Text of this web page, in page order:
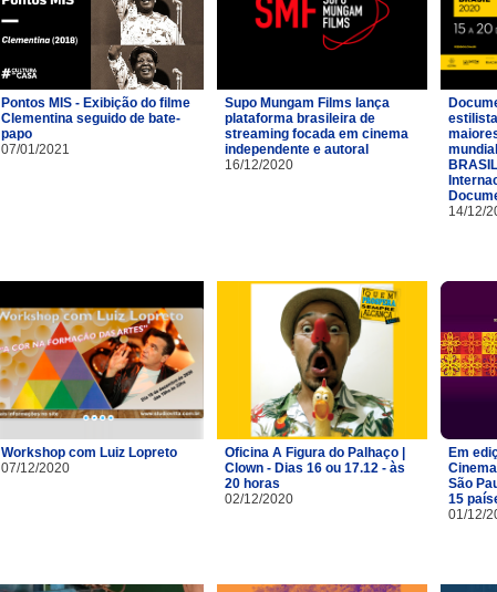
Pontos MIS - Exibição do filme
Clementina seguido de bate-
papo
07/01/2021
Supo Mungam Films lança
plataforma brasileira de
streaming focada em cinema
independente e autoral
16/12/2020
14/12/
Workshop com Luiz Lopreto
07/12/2020
Oficina A Figura do Palhaço |
Clown - Dias 16 ou 17.12 - às
20 horas
02/12/2020
Em
São
15
01/12/